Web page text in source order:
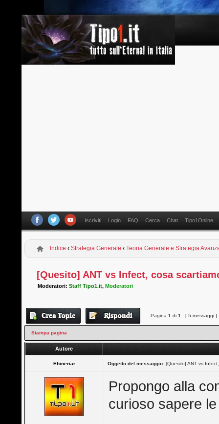
Iscriviti Login FAQ Cerca Chat Tipo1Online
Indice ‹ Strategia Generale ‹ Teoria Generale e Strategia
[Quesito] ANT vs Infect, cosa
Moderatori:Staff Tipo1.it,Moderatori
Pagina1 di1 [ 5 messaggi ]
Stampa pagina
Autore
Ehineriar Oggetto del messaggio: [Quesito] ANT vs
Propongo alla
curioso sapere